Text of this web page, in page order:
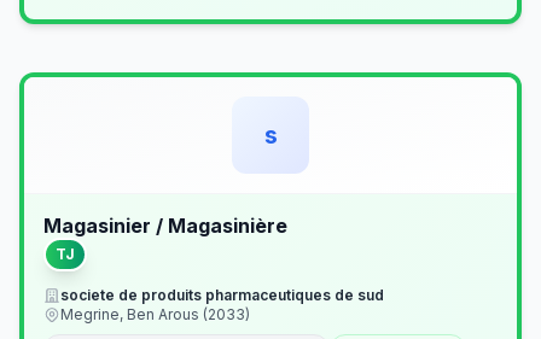
s
Magasinier / Magasinière
TJ
societe de produits pharmaceutiques de sud
Megrine, Ben Arous (2033)